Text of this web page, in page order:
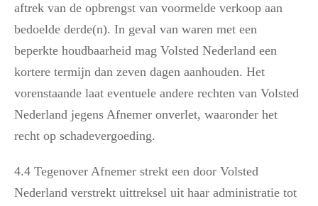
aftrek van de opbrengst van voormelde verkoop aan
bedoelde derde(n). In geval van waren met een
beperkte houdbaarheid mag Volsted Nederland een
kortere termijn dan zeven dagen aanhouden. Het
vorenstaande laat eventuele andere rechten van Volsted
Nederland jegens Afnemer onverlet, waaronder het
recht op schadevergoeding.
4.4 Tegenover Afnemer strekt een door Volsted
Nederland verstrekt uittreksel uit haar administratie tot